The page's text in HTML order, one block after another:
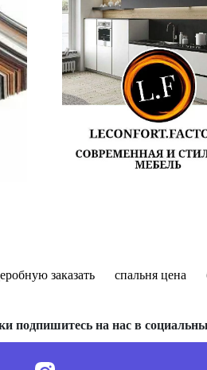
заказать спальня цена
подпишитесь на нас в